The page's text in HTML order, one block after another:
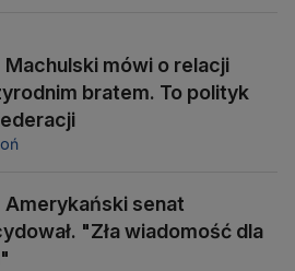
Machulski mówi o relacji
bratem. To polityk
Amerykański senat
"Zła wiadomość dla